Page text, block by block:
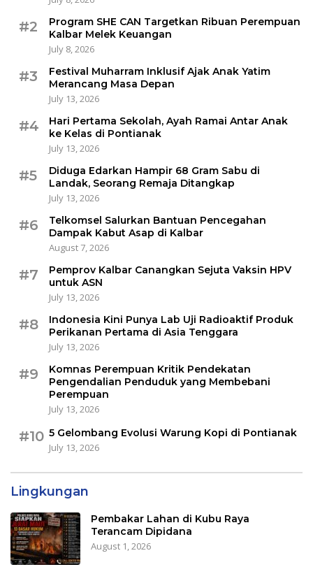
#2
Program SHE CAN Targetkan Ribuan Perempuan
Kalbar Melek Keuangan
July 8, 2026
#3
Festival Muharram Inklusif Ajak Anak Yatim
Merancang Masa Depan
July 13, 2026
#4
Hari Pertama Sekolah, Ayah Ramai Antar Anak
ke Kelas di Pontianak
July 13, 2026
#5
Diduga Edarkan Hampir 68 Gram Sabu di
Landak, Seorang Remaja Ditangkap
July 13, 2026
#6
Telkomsel Salurkan Bantuan Pencegahan
Dampak Kabut Asap di Kalbar
August 7, 2026
#7
Pemprov Kalbar Canangkan Sejuta Vaksin HPV
untuk ASN
July 13, 2026
#8
Indonesia Kini Punya Lab Uji Radioaktif Produk
Perikanan Pertama di Asia Tenggara
July 13, 2026
#9
Komnas Perempuan Kritik Pendekatan
Pengendalian Penduduk yang Membebani
Perempuan
July 13, 2026
#10 5 Gelombang Evolusi Warung Kopi di Pontianak
July 13, 2026
Lingkungan
Pembakar Lahan di Kubu Raya
Terancam Dipidana
August 1, 2026